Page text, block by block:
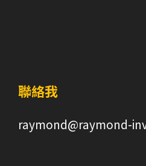
聯絡我
raymond@raymond-